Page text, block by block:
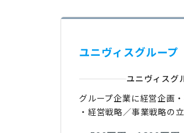
ユニヴィスグルー
ユニヴィスグ
グループ企業に経営企画
・経営戦略／事業戦略の